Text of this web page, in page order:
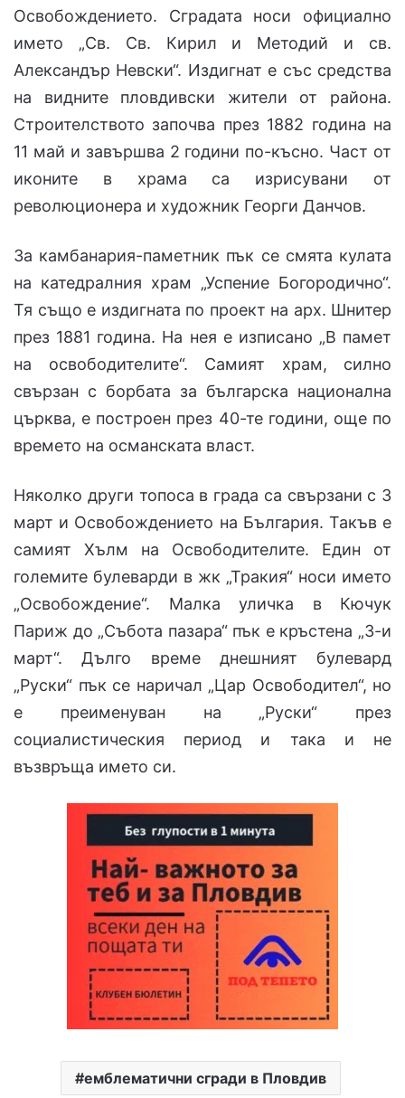
Освобождението. Сградата носи официално
името „Св. Св. Кирил и Методий и св.
Александър Невски“. Издигнат е със средства
на видните пловдивски жители от района.
Строителството започва през 1882 година на
11 май и завършва 2 години по-късно. Част от
иконите в храма са изрисувани от
революционера и художник Георги Данчов.
За камбанария-паметник пък се смята кулата
на катедралния храм „Успение Богородично“.
Тя също е издигната по проект на арх. Шнитер
през 1881 година. На нея е изписано „В памет
на освободителите“. Самият храм, силно
свързан с борбата за българска национална
църква, е построен през 40-те години, още по
времето на османската власт.
Няколко други топоса в града са свързани с 3
март и Освобождението на България. Такъв е
самият Хълм на Освободителите. Един от
големите булеварди в жк „Тракия“ носи името
„Освобождение“. Малка уличка в Кючук
Париж до „Събота пазара“ пък е кръстена „3-и
март“. Дълго време днешният булевард
„Руски“ пък се наричал „Цар Освободител“, но
е преименуван на „Руски“ през
социалистическия период и така и не
възвръща името си.
емблематични сгради в Пловдив